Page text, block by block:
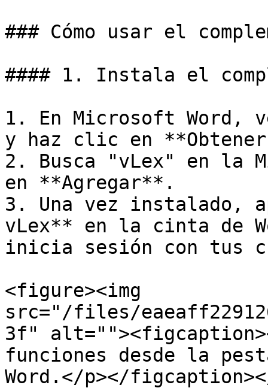
### Cómo usar el
#### 1. Instala el
1. En Microsoft Word,
y haz clic en **Obtener
2. Busca "vLex" en la
en **Agregar**.
3. Una vez instalado,
vLex** en la cinta de
inicia sesión con tus
<figure><img
src="/files/
3f"
funciones desde la
Word.</p></